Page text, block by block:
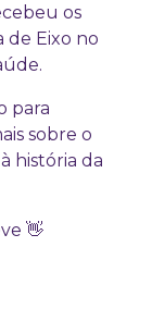
os
de Eixo no
para
sobre o
história da
👋